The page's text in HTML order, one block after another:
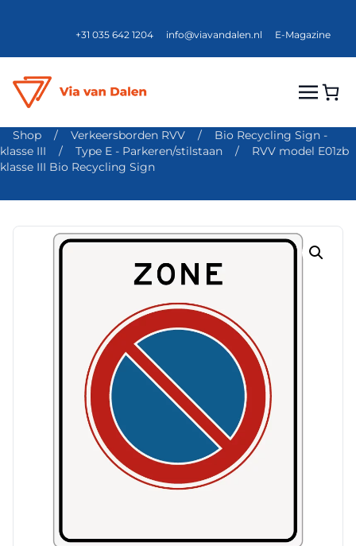
+31 035 642 1204 info@viavandalen.nl E-Magazine
Shop / Verkeersborden RVV /
Bio Recycling Sign -
klasse III
/ Type E - Parkeren/stilstaan /
RVV model E01zb
klasse III Bio Recycling Sign